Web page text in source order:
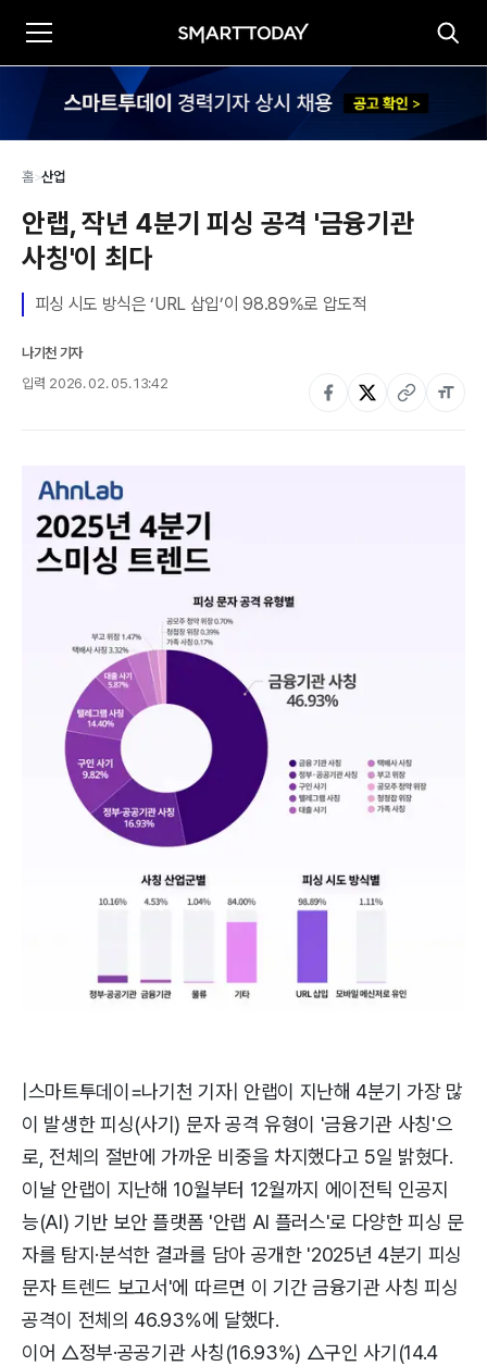
홈>산업
안랩, 작년 4분기 피싱 공격 '금융기관
사칭'이 최다
피싱 시도 방식은 ‘URL 삽입’이 98.89%로 압도적
나기천 기자
입력 2026. 02. 05. 13:42
|스마트투데이=나기천 기자| 안랩이 지난해 4분기 가장 많
이 발생한 피싱(사기) 문자 공격 유형이 '금융기관 사칭'으
로, 전체의 절반에 가까운 비중을 차지했다고 5일 밝혔다.
이날 안랩이 지난해 10월부터 12월까지 에이전틱 인공지
능(AI) 기반 보안 플랫폼 '안랩 AI 플러스'로 다양한 피싱 문
자를 탐지·분석한 결과를 담아 공개한 '2025년 4분기 피싱
문자 트렌드 보고서'에 따르면 이 기간 금융기관 사칭 피싱
공격이 전체의 46.93%에 달했다.
이어 △정부·공공기관 사칭(16.93%) △구인 사기(14.4